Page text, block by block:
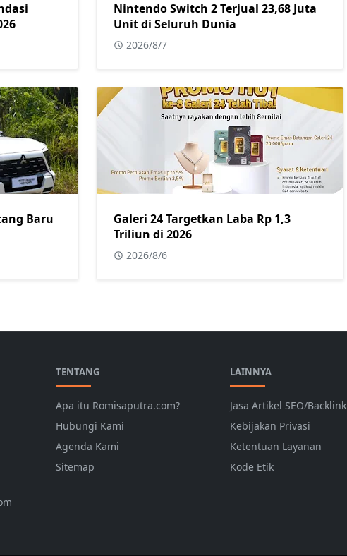
Nintendo Switch 2 Terjual 23,68 Juta
Unit di Seluruh Dunia
2026/8/7
Baru
Galeri 24 Targetkan Laba Rp 1,3
Triliun di 2026
2026/8/6
TENTANG
Apa itu Romisaputra.com?
Hubungi Kami
Agenda Kami
Sitemap
LAINNYA
Jasa Artikel SEO/Backlink
Kebijakan Privasi
Ketentuan Layanan
Kode Etik